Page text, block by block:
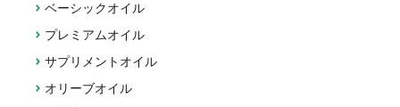
ベーシックオイル
プレミアムオイル
サプリメントオイル
オリーブオイル